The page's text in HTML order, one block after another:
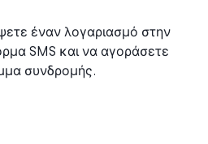
έναν λογαριασμό στην
SMS και να αγοράσετε
συνδρομής.